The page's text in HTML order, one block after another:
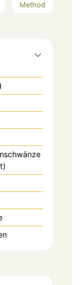
Method